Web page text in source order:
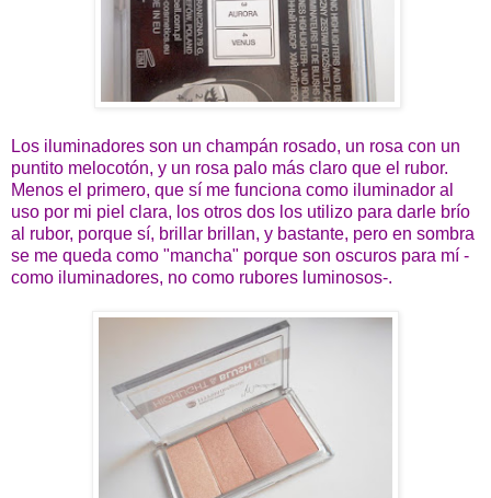
Los iluminadores son un champán rosado, un rosa con un
puntito melocotón, y un rosa palo más claro que el rubor.
Menos el primero, que sí me funciona como iluminador al
uso por mi piel clara, los otros dos los utilizo para darle brío
al rubor, porque sí, brillar brillan, y bastante, pero en sombra
se me queda como "mancha" porque son oscuros para mí -
como iluminadores, no como rubores luminosos-.